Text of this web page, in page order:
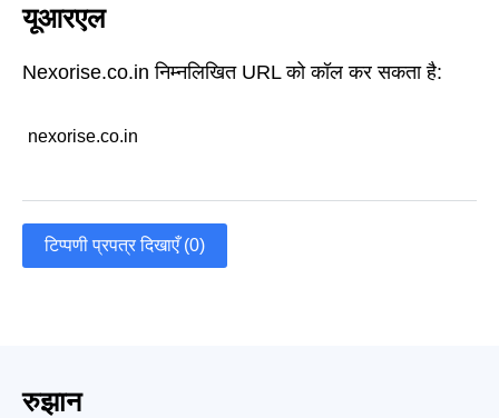
यूआरएल
Nexorise.co.in निम्नलिखित URL को कॉल कर सकता है:
nexorise.co.in
टिप्पणी प्रपत्र दिखाएँ (0)
रुझान